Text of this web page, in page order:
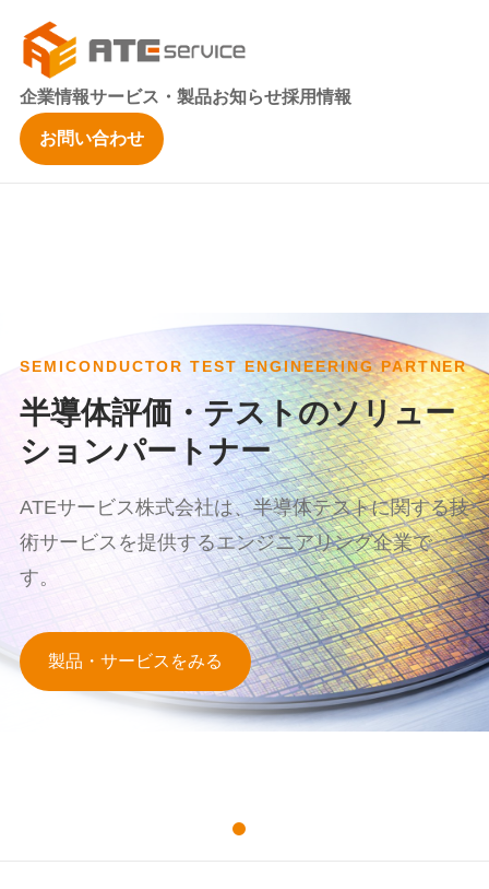
企業情報サービス・製品お知らせ採用情報
お問い合わせ
SEMICONDUCTOR TEST ENGINEERING PARTNER
半導体評価・テストのソリュー
ションパートナー
ATEサービス株式会社は、半導体テストに関する技
術サービスを提供するエンジニアリング企業で
す。
製品・サービスをみる